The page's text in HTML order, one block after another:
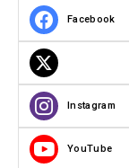
Facebook
Instagram
YouTube